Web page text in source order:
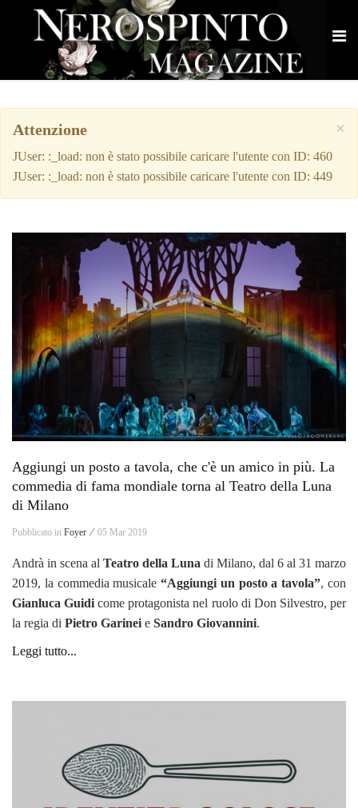
×
Attenzione
JUser: :_load: non è stato possibile caricare l'utente con ID: 460
JUser: :_load: non è stato possibile caricare l'utente con ID: 449
Aggiungi un posto a tavola, che c'è un amico in più. La
commedia di fama mondiale torna al Teatro della Luna
di Milano
Pubblicato in Foyer ⁄ 05 Mar 2019
Andrà in scena al Teatro della Luna di Milano, dal 6 al 31 marzo
2019, la commedia musicale“Aggiungi un posto a tavola”, con
Gianluca Guidi come protagonista nel ruolo di Don Silvestro, per
la regia di Pietro Garinei e Sandro Giovannini.
Leggi tutto...